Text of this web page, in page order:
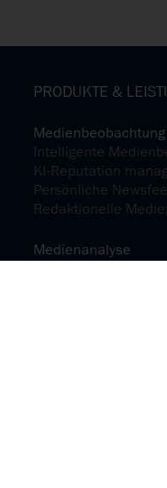
PRODUKTE &
Medienbeobachtung
Intelligente
KI-Reputation
Persönliche
Redaktionelle
Medienanalyse